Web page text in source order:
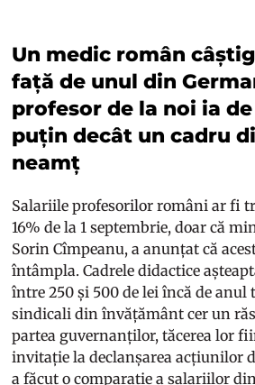
Un medic român
față de unul din
profesor de la noi ia
puțin decât un cadru
neamț
Salariile profesorilor români ar fi
16% de la 1 septembrie, doar că
Sorin Cîmpeanu, a anunțat că
întâmpla. Cadrele didactice
între 250 și 500 de lei încă de anul
sindicali din învățământ cer un
partea guvernanților, tăcerea lor
invitație la declanșarea acțiunilor
a făcut o comparație a salariilor